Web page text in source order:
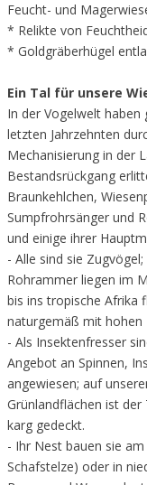
Feucht- und
* Relikte von
* Goldgräberhügel
Ein Tal für unsere
In der Vogelwelt haben
letzten Jahrzehnten
Mechanisierung in der
Bestandsrückgang
Braunkehlchen,
Sumpfrohrsänger und
und einige ihrer
- Alle sind sie
Rohrammer liegen im
bis ins tropische Afrika
naturgemäß mit hohen
- Als Insektenfresser
Angebot an Spinnen,
angewiesen; auf
Grünlandflächen ist
karg gedeckt.
- Ihr Nest bauen sie
Schafstelze) oder in